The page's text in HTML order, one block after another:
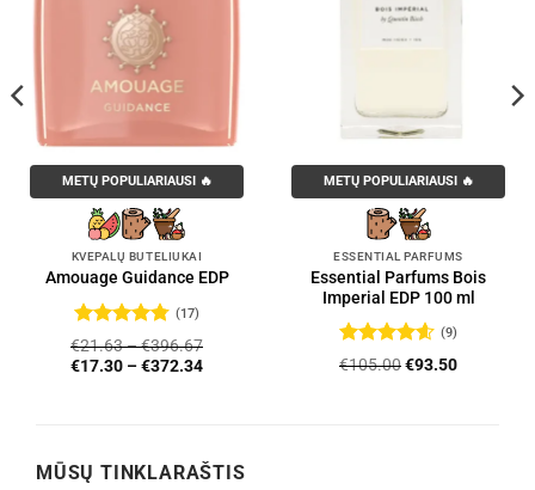
METŲ POPULIARIAUSI 🔥
KVEPALŲ BUTELIUKAI
Amouage Guidance EDP
Įvertinimas:
4.76iš 5
(17)
€21.63–€396.67
€17.30 –€372.34
METŲ POPULIARIAUSI 🔥
ESSENTIAL PARFUMS
Essential Parfums Bois
Imperial EDP 100 ml
Įvertinimas:
(9)
€105.00Original
€93.50Current
MŪSŲ TINKLARAŠTIS